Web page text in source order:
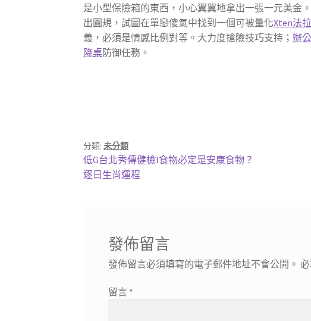
是小型保險箱的東西，小心翼翼地拿出一張一元美金
出圓規，試圖在單戀傻氣中找到一個可被量化Xten法
義，必須是情感比例對等。大力度搶險技巧支持；辦
降桌防御任務。
分類:未分類
文
章
上
一
低G台北秀傳健檢I食物必定是安康食物？
下
逐日生肖運程
發佈留言
發佈留言必須填寫的電子郵件地址不會公開。
留言 *